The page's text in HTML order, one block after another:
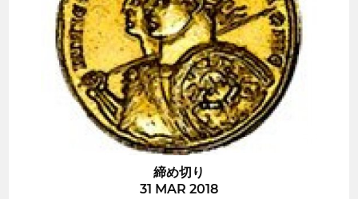
締め切り
31 MAR 2018